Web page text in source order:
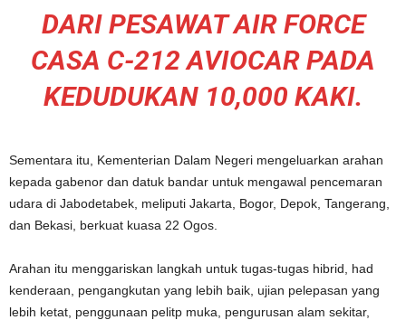
DARI PESAWAT AIR FORCE
CASA C-212 AVIOCAR PADA
KEDUDUKAN 10,000 KAKI.
Sementara itu, Kementerian Dalam Negeri mengeluarkan arahan
kepada gabenor dan datuk bandar untuk mengawal pencemaran
udara di Jabodetabek, meliputi Jakarta, Bogor, Depok, Tangerang,
dan Bekasi, berkuat kuasa 22 Ogos.
Arahan itu menggariskan langkah untuk tugas-tugas hibrid, had
kenderaan, pengangkutan yang lebih baik, ujian pelepasan yang
lebih ketat, penggunaan pelitp muka, pengurusan alam sekitar,